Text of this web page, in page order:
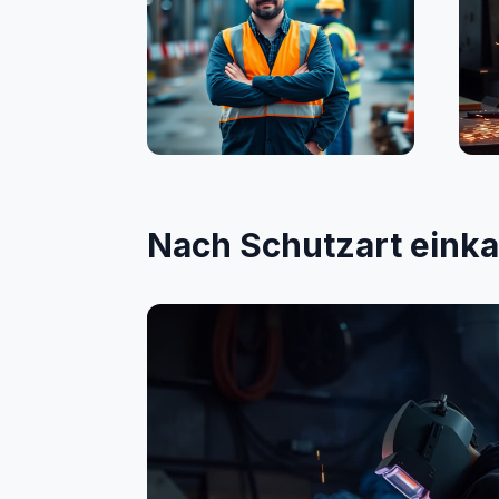
Bauwesen
Nach Schutzart